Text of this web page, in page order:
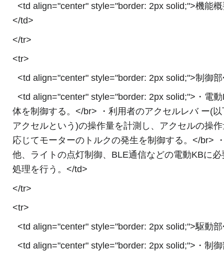
<td align="center" style="border: 2px solid;">機能
</td>
</tr>
<tr>
<td align="center" style="border: 2px solid;">制御
<td align="center" style="border: 2px solid;">・電
体を制御する。</br> ・利用者のアクセルレバ ー(
アクセルという)の操作量を計測し、アクセルの操
応じてモーターのトルクの発生を制御する。</br>
他、ライトの点灯制御、BLE通信などの電動KBに必
処理を行う。</td>
</tr>
<tr>
<td align="center" style="border: 2px solid;">駆動
<td align="center" style="border: 2px solid;">・制